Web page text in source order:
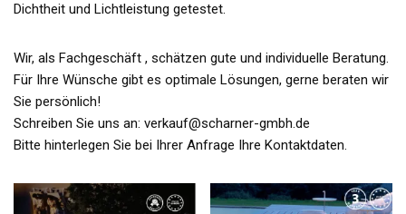
Dichtheit und Lichtleistung getestet.
Wir, als Fachgeschäft , schätzen gute und individuelle Beratung.
Für Ihre Wünsche gibt es optimale Lösungen, gerne beraten wir
Sie persönlich!
Schreiben Sie uns an: verkauf@scharner-gmbh.de
Bitte hinterlegen Sie bei Ihrer Anfrage Ihre Kontaktdaten.